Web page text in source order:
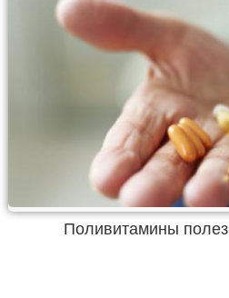
Поливитамины